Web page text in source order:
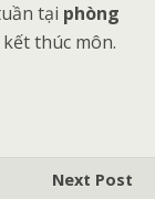
tại phòng
thúc môn.
Next Post